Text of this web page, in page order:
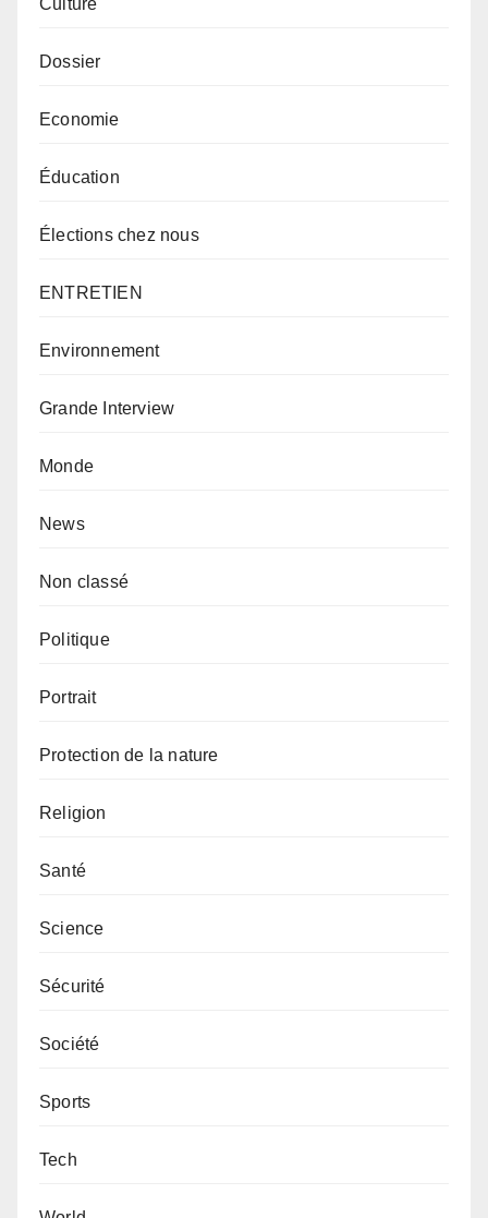
Culture
Dossier
Economie
Éducation
Élections chez nous
ENTRETIEN
Environnement
Grande Interview
Monde
News
Non classé
Politique
Portrait
Protection de la nature
Religion
Santé
Science
Sécurité
Société
Sports
Tech